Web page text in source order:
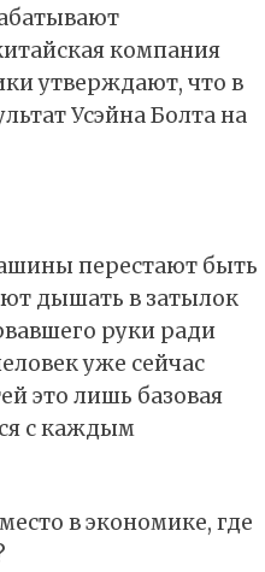
компания
утверждают, что в
Усэйна Болта на
перестают быть
дышать в затылок
руки ради
уже сейчас
это лишь базовая
с каждым
в экономике, где